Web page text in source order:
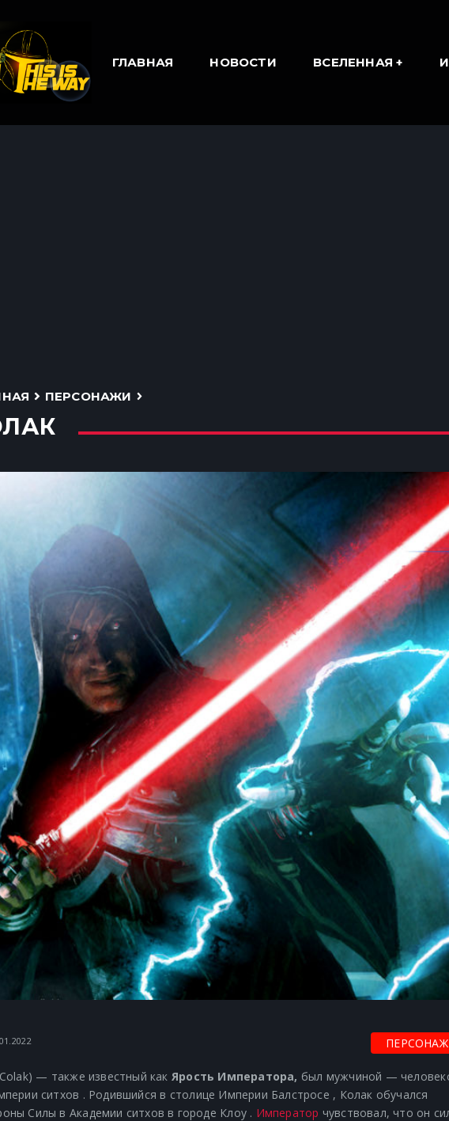
ГЛАВНАЯ НОВОСТИ ВСЕЛЕННАЯ
ПЕРСОНАЖИ
— также известный как Ярость Императора, был мужчиной —
ситхов . Родившийся в столице Империи Балстросе , Колак обучался
Силы в Академии ситхов в городе Клоу . Император чувствовал, что он